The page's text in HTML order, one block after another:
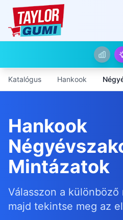
Katalógus Hankook
Hankook
Mintázatok
Válasszon a
majd tekintse meg az